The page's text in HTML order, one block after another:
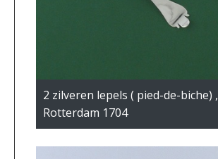
2 zilveren lepels ( pied-de-biche) ,
Rotterdam 1704